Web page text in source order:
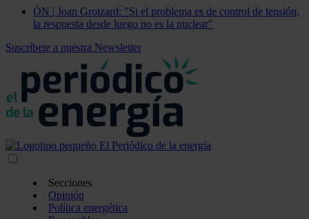
ÓN | Joan Groizard: "Si el problema es de control de tensión,
la respuesta desde luego no es la nuclear"
Suscríbete a nuestra Newsletter
Secciones
Opinión
Política energética